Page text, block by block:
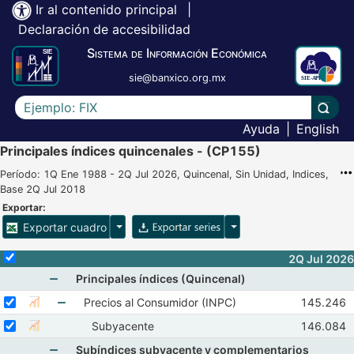
Ir al contenido principal
Declaración de accesibilidad
Sistema de Información Económica
sie@banxico.org.mx
Escriba el texto a buscar
Ayuda
English
Principales índices quincenales - (CP155)
Período: 1Q Ene 1988 - 2Q Jul 2026, Quincenal, Sin Unidad, Indices,
Base 2Q Jul 2018
Exportar:
Exportar cuadro Opciones para exportar cuadroOpciones para exportar
Selecciona o desmarca todas las series 2Q Jul 2026
Mostrar elementos de Principales índices
Principales índices (Quincenal)
Seleccione sus series
Seleccionar serie Precios al Consumidor (INPC)Mostrar gráfica de la serie Precios al Consumidor (INPC)
Mostrar elementos de Precios al Consumidor
Precios al Consumidor (INPC) 2Q Jun
145.246
Seleccione sus series
Seleccionar serie Subyacente
Subyacente 2Q Jun
146.084
Subíndices subyacente y complementarios